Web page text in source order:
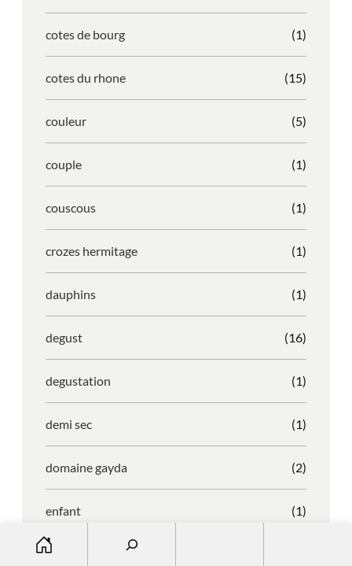
cotes de bourg (1)
cotes du rhone (15)
couleur (5)
couple (1)
couscous (1)
crozes hermitage (1)
dauphins (1)
degust (16)
degustation (1)
demi sec (1)
domaine gayda (2)
enfant (1)
entreprise